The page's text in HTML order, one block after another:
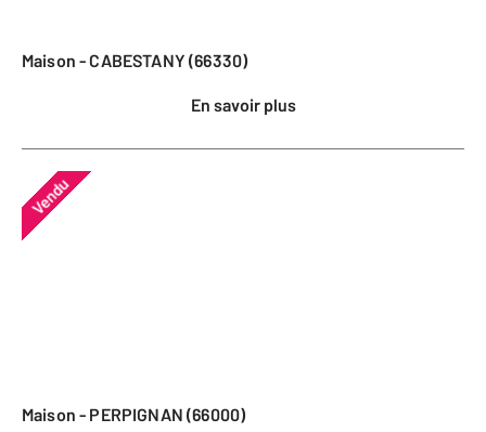
Maison - CABESTANY (66330)
En savoir plus
Vendu
Maison - PERPIGNAN (66000)